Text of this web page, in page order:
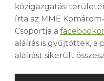
közigazgatási
írta az MME
Csoportja a
aláírás is gyűjtöttek, a
aláírást sikerült